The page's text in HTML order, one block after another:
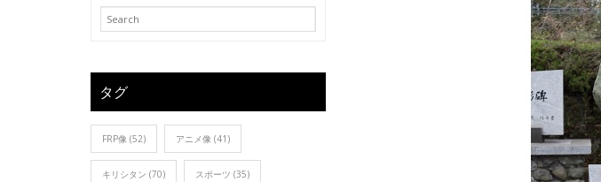
タグ
FRP像 (52) アニメ像 (41)
キリシタン (70) スポーツ (35)